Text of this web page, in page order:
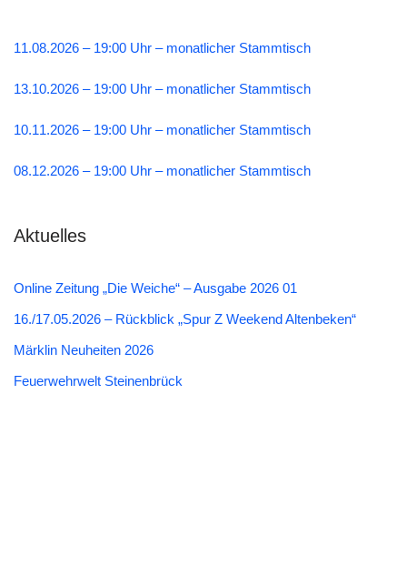
11.08.2026 – 19:00 Uhr – monatlicher Stammtisch
13.10.2026 – 19:00 Uhr – monatlicher Stammtisch
10.11.2026 – 19:00 Uhr – monatlicher Stammtisch
08.12.2026 – 19:00 Uhr – monatlicher Stammtisch
Aktuelles
Online Zeitung „Die Weiche“ – Ausgabe 2026 01
16./17.05.2026 – Rückblick „Spur Z Weekend Altenbeken“
Märklin Neuheiten 2026
Feuerwehrwelt Steinenbrück